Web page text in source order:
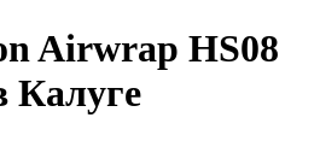
Airwrap HS08
Калуге